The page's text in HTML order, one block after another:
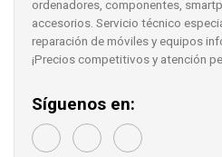
ordenadores, componentes,
accesorios. Servicio técnico
reparación de móviles y equipos
¡Precios competitivos y atención
Síguenos en: